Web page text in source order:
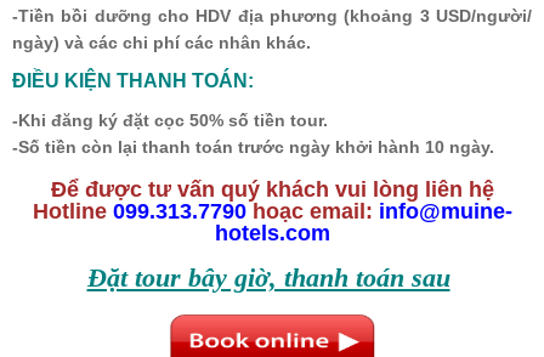
-Tiền bồi dưỡng cho HDV địa phương (khoảng 3 USD/người/
ngày) và các chi phí các nhân khác.
ĐIỀU KIỆN THANH TOÁN:
-Khi đăng ký đặt cọc 50% số tiền tour.
-Số tiền còn lại thanh toán trước ngày khởi hành 10 ngày.
Để được tư vấn quý khách vui lòng liên hệ
Hotline 099.313.7790hoạc email: info@muine-
hotels.com
Đặt tour bây giờ, thanh toán sau